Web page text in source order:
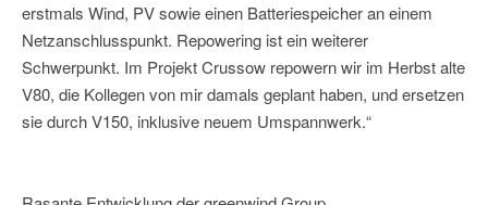
erstmals Wind, PV sowie einen Batteriespeicher an einem
Netzanschlusspunkt. Repowering ist ein weiterer
Schwerpunkt. Im Projekt Crussow repowern wir im Herbst alte
V80, die Kollegen von mir damals geplant haben, und ersetzen
sie durch V150, inklusive neuem Umspannwerk.“